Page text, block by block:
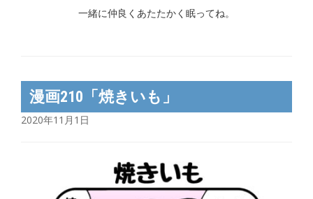
一緒に仲良くあたたかく眠ってね。
漫画210「焼きいも」
2020年11月1日